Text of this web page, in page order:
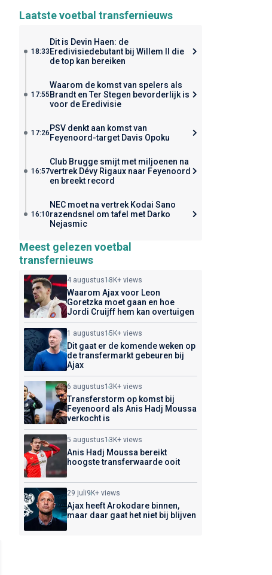
Laatste voetbal transfernieuws
18:33
Dit is Devin Haen: de
Eredivisiedebutant bij Willem II die
de top kan bereiken
17:55
Waarom de komst van spelers als
Brandt en Ter Stegen bevorderlijk is
voor de Eredivisie
17:26 PSV denkt aan komst van
Feyenoord-target Davis Opoku
16:57
Club Brugge smijt met miljoenen na
vertrek Dévy Rigaux naar Feyenoord
en breekt record
16:10
NEC moet na vertrek Kodai Sano
razendsnel om tafel met Darko
Nejasmic
Meest gelezen voetbal
transfernieuws
4 augustus18K+ views
Waarom Ajax voor Leon
Goretzka moet gaan en hoe
Jordi Cruijff hem kan overtuigen
1 augustus15K+ views
Dit gaat er de komende weken op
de transfermarkt gebeuren bij
Ajax
6 augustus13K+ views
Transferstorm op komst bij
Feyenoord als Anis Hadj Moussa
verkocht is
5 augustus13K+ views
Anis Hadj Moussa bereikt
hoogste transferwaarde ooit
29 juli9K+ views
Ajax heeft Arokodare binnen,
maar daar gaat het niet bij blijven